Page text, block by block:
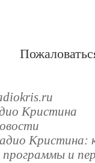
Кристина
Кристина:
программы и